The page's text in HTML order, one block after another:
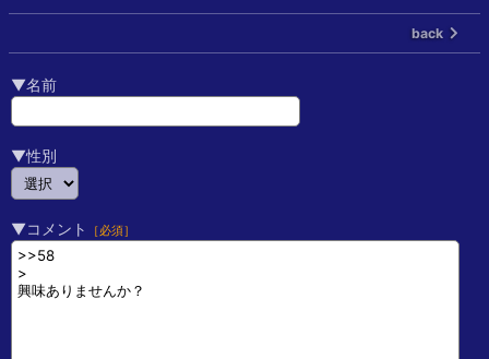
back
▼名前
▼性別
▼コメント ［必須］